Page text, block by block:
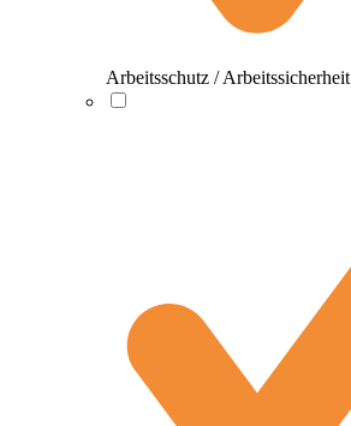
Arbeitsschutz / Arbeitssicherheit